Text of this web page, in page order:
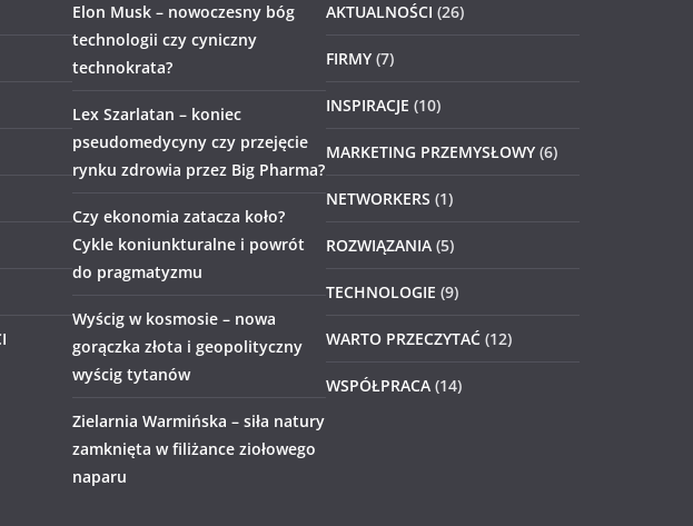
Elon Musk – nowoczesny bóg
technologii czy cyniczny
technokrata?
Lex Szarlatan – koniec
pseudomedycyny czy przejęcie
rynku zdrowia przez Big Pharma?
Czy ekonomia zatacza koło?
Cykle koniunkturalne i powrót
do pragmatyzmu
Wyścig w kosmosie – nowa
gorączka złota i geopolityczny
wyścig tytanów
Zielarnia Warmińska – siła natury
zamknięta w filiżance ziołowego
naparu
AKTUALNOŚCI (26)
FIRMY (7)
INSPIRACJE (10)
MARKETING PRZEMYSŁOWY (6)
NETWORKERS (1)
ROZWIĄZANIA (5)
TECHNOLOGIE (9)
WARTO PRZECZYTAĆ (12)
WSPÓŁPRACA (14)